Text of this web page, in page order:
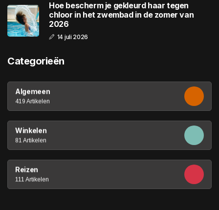
Hoe bescherm je gekleurd haar tegen
chloor in het zwembad in de zomer van
2026
14 juli 2026
Categorieën
Algemeen
419 Artikelen
Winkelen
81 Artikelen
Reizen
111 Artikelen